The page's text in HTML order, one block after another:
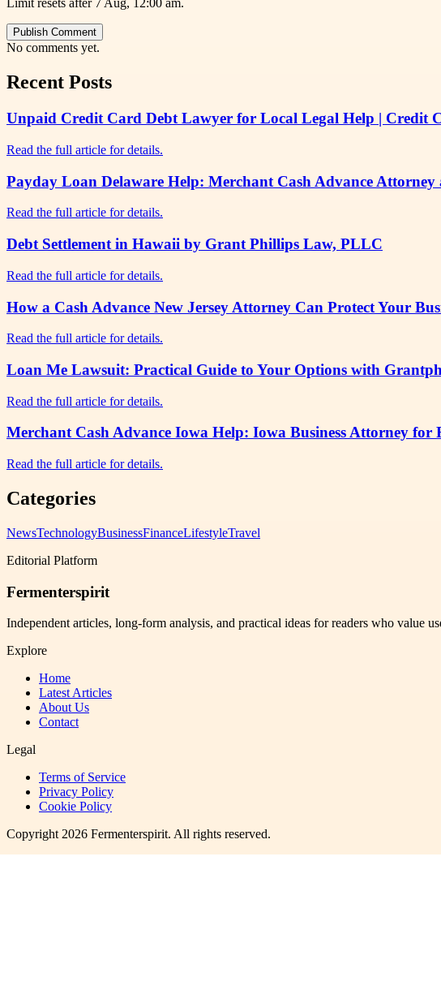
Limit resets after 7 Aug, 12:00 am.
Publish Comment
No comments yet.
Recent Posts
Unpaid Credit Card Debt Lawyer for Local Legal Help | Credit
Read the full article for details.
Payday Loan Delaware Help: Merchant Cash Advance
Read the full article for details.
Debt Settlement in Hawaii by Grant Phillips Law, PLLC
Read the full article for details.
How a Cash Advance New Jersey Attorney Can Protect Your
Read the full article for details.
Loan Me Lawsuit: Practical Guide to Your Options with
Read the full article for details.
Merchant Cash Advance Iowa Help: Iowa Business Attorney for
Read the full article for details.
Categories
NewsTechnologyBusinessFinanceLifestyleTravel
Editorial Platform
Fermenterspirit
Independent articles, long-form analysis, and practical ideas for readers who value
Explore
Home
Latest Articles
About Us
Contact
Legal
Terms of Service
Privacy Policy
Cookie Policy
Copyright2026 Fermenterspirit. All rights reserved.